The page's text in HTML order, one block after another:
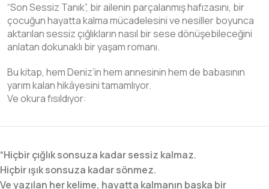
“Son Sessiz Tanık”, bir ailenin parçalanmış hafızasını, bir
çocuğun hayatta kalma mücadelesini ve nesiller boyunca
aktarılan sessiz çığlıkların nasıl bir sese dönüşebileceğini
anlatan dokunaklı bir yaşam romanı.
Bu kitap, hem Deniz’in hem annesinin hem de babasının
yarım kalan hikâyesini tamamlıyor.
Ve okura fısıldıyor:
“Hiçbir çığlık sonsuza kadar sessiz kalmaz.
Hiçbir ışık sonsuza kadar sönmez.
Ve yazılan her kelime, hayatta kalmanın başka bir